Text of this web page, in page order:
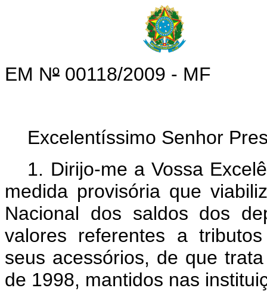
EM Nº 00118/2009 - MF
Excelentíssimo Senhor
1. Dirijo-me a Vossa
medida provisória que
Nacional dos saldos dos
valores referentes a
seus acessórios, de que
de 1998, mantidos nas